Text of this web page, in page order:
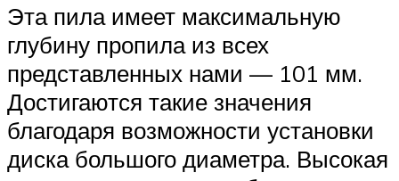
Эта пила имеет максимальную
глубину пропила из всех
представленных нами — 101 мм.
Достигаются такие значения
благодаря возможности установки
диска большого диаметра. Высокая